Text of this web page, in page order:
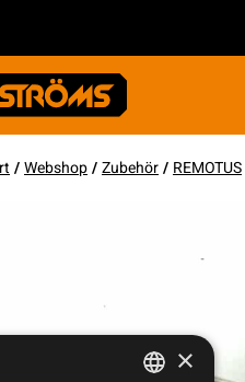
/Webshop/Zubehör/ REMOTUS
×